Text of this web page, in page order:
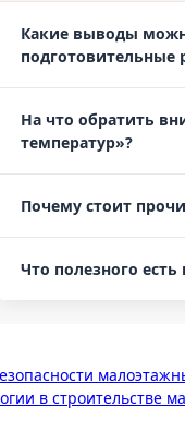
Какие выводы
подготовительные
На что обратить
температур»?
Почему стоит
Что полезного
в строительстве